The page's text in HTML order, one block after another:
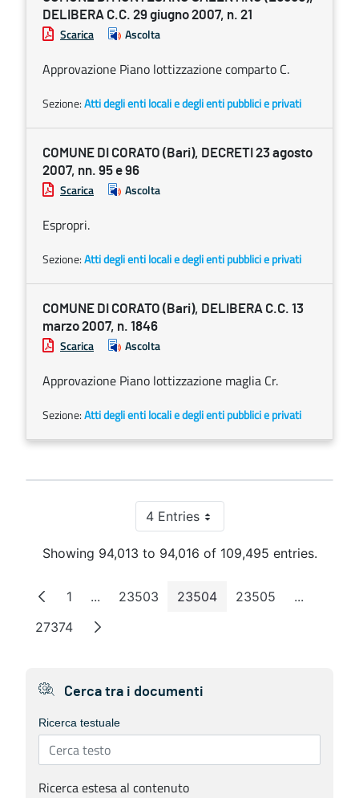
DELIBERA C.C. 29 giugno 2007, n. 21
Scarica Ascolta
Approvazione Piano lottizzazione comparto C.
Sezione:Atti degli enti locali e degli enti pubblici e privati
COMUNE DI CORATO (Bari), DECRETI 23 agosto
2007, nn. 95 e 96
Scarica Ascolta
Espropri.
Sezione:Atti degli enti locali e degli enti pubblici e privati
COMUNE DI CORATO (Bari), DELIBERA C.C. 13
marzo 2007, n. 1846
Scarica Ascolta
Approvazione Piano lottizzazione maglia Cr.
Sezione:Atti degli enti locali e degli enti pubblici e privati
4 EntriesPer Page
Showing 94,013 to 94,016 of 109,495 entries.
Page
1 ...Intermediate Pages
Page
23503 Page
23504 Page
23505 ...
Page
27374
Cerca tra i documenti
Ricerca testuale
Ricerca estesa al contenuto